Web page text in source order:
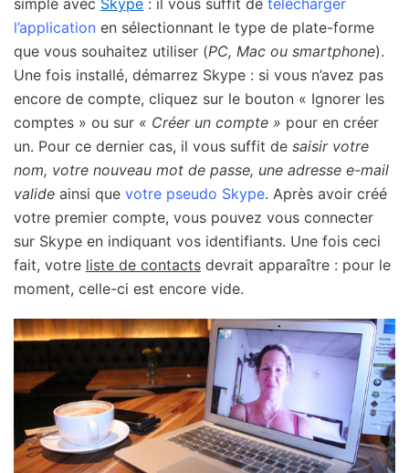
simple avec Skype : il vous suffit de télécharger
l’application en sélectionnant le type de plate-forme
que vous souhaitez utiliser (PC, Mac ou smartphone).
Une fois installé, démarrez Skype : si vous n’avez pas
encore de compte, cliquez sur le bouton « Ignorer les
comptes » ou sur « Créer un compte » pour en créer
un. Pour ce dernier cas, il vous suffit de saisir votre
nom, votre nouveau mot de passe, une adresse e-mail
valide ainsi que votre pseudo Skype. Après avoir créé
votre premier compte, vous pouvez vous connecter
sur Skype en indiquant vos identifiants. Une fois ceci
fait, votre liste de contacts devrait apparaître : pour le
moment, celle-ci est encore vide.